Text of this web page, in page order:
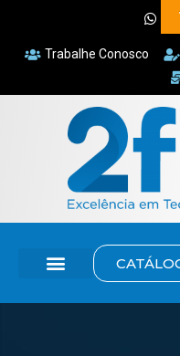
Trabalhe Conosco